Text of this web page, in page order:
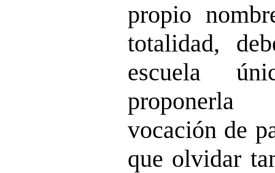
propio
totalidad,
escuela
vocación de
que olvidar